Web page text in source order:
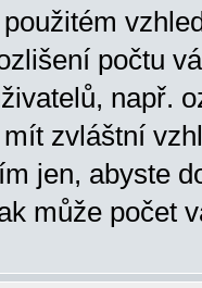
počtu
např.
zvláštní
jen, abyste
může počet